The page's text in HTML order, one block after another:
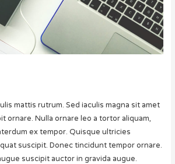
mattis rutrum. Sed iaculis magna sit amet
ornare. Nulla ornare leo a tortor aliquam,
ex tempor. Quisque ultricies
suscipit. Donec tincidunt tempor ornare.
suscipit auctor in gravida augue.